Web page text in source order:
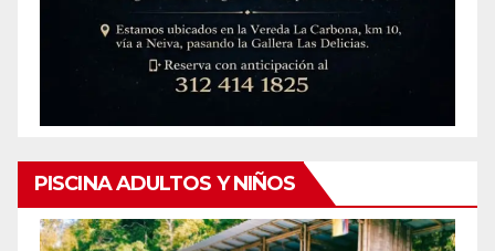
PISCINA ADULTOS Y NIÑOS